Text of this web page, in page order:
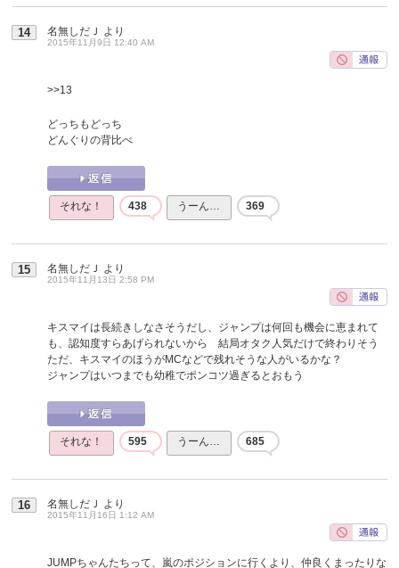
14 名無しだＪ より
2015年11月9日 12:40 AM
>>13
どっちもどっち
どんぐりの背比べ
それな！ 438 うーん… 369
15 名無しだＪ より
2015年11月13日 2:58 PM
キスマイは長続きしなさそうだし、ジャンプは何回も機会に恵まれて
も、認知度すらあげられないから 結局オタク人気だけで終わりそう
ただ、キスマイのほうがMCなどで残れそうな人がいるかな？
ジャンプはいつまでも幼稚でポンコツ過ぎるとおもう
それな！ 595 うーん… 685
16 名無しだＪ より
2015年11月16日 1:12 AM
JUMPちゃんたちって、嵐のポジションに行くより、仲良くまったりな